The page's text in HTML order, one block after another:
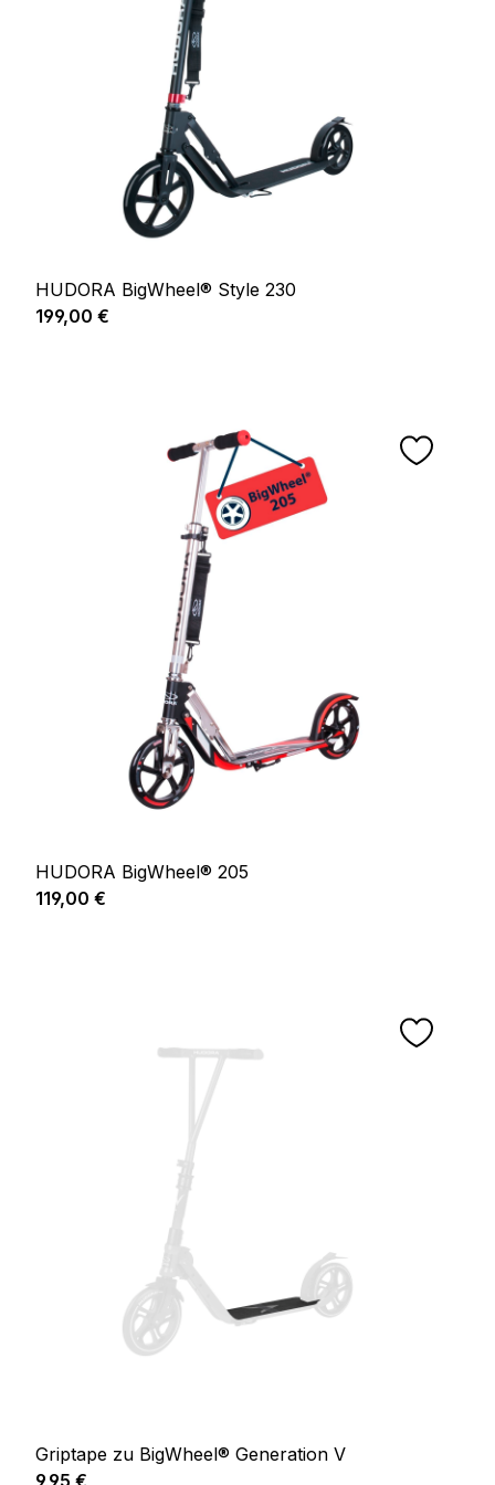
HUDORA BigWheel® Style 230
Prix régulier :
199,00 €
HUDORA BigWheel® 205
Prix régulier :
119,00 €
Griptape zu BigWheel® Generation V
Prix régulier :
9,95 €